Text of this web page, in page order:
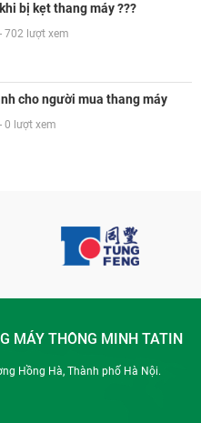
bị kẹt thang máy ???
702 lượt xem
cho người mua thang máy
0 lượt xem
MÁY THÔNG MINH TATIN
Hồng Hà, Thành phố Hà Nội.